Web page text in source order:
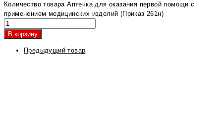
Количество товара Аптечка для оказания первой помощи с
применением медицинских изделий (Приказ 261н)
В корзину
Предыдущий товар